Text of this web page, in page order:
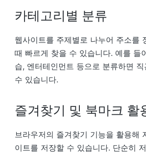
카테고리별 분류
웹사이트를 주제별로 나누어 주소를
때 빠르게 찾을 수 있습니다. 예를 들
습, 엔터테인먼트 등으로 분류하면
수 있습니다.
즐겨찾기 및 북마크 활
브라우저의 즐겨찾기 기능을 활용해
이트를 저장할 수 있습니다. 단순히